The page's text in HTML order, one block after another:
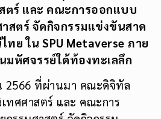
ตร์ และ คณะการออกแบบ
สตร์ จัดกิจกรรมแข่งขันสาด
ย ใน SPU Metaverse ภาย
หัศจรรย์ใต้ท้องทะเลลึก
2566 ที่ผ่านมา คณะดิจิทัล
ศศาสตร์ และ คณะการ